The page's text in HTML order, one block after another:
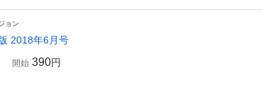
ョン
2018年6月号
開始 390円